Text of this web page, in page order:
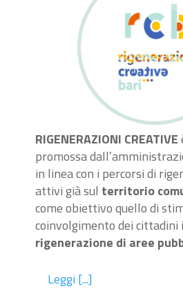
RIGENERAZIONI CREATIVE
promossa
in linea con i percorsi di
attivi già sul territorio
come obiettivo quello di
coinvolgimento dei cittadini
rigenerazione di aree
Leggi [...]